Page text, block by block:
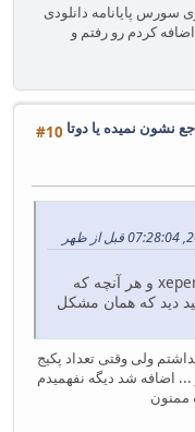
سورس پایانامه دانلودی
کردم رو رفتم و
#10 نشون نمیده یا دوتا
مشکل از xepersian نیست. شما xepersian و هر آنچه که
دید که همان مشکل
ولی وقتی تعداد پکیج
اضافه شد دیگه نفهمیدم
ممنون